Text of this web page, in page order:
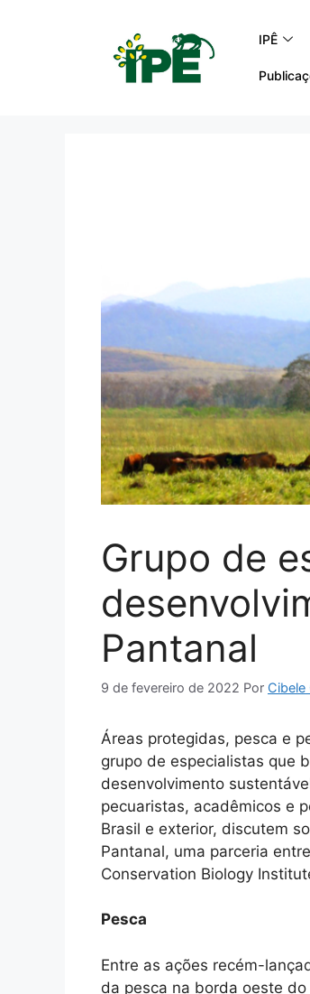
IPÊ
Grupo de
Pantanal
9 de fevereiro de 2022 Por Cibele
Áreas protegidas, pesca e
grupo de especialistas que
desenvolvimento
pecuaristas, acadêmicos e
Brasil e exterior, discutem
Pantanal, uma parceria
Conservation Biology
Pesca
Entre as ações recém-
da pesca na borda oeste